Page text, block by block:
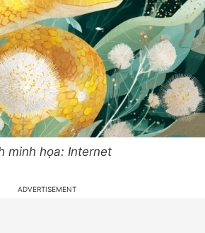
minh họa: Internet